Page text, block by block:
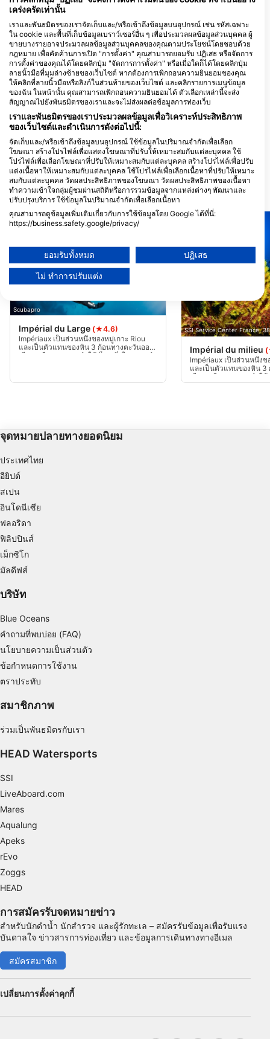
CIP Marseille
MARSEILLE, ฝรั่งเศส
UCPA Cap Croisette
chemin des Croisettes,
13008 MARSEILLE, ฝรั่งเศส
สถานที่ดำน้ำ ในบริเวณใกล้เคียง
Scubapro
Impérial du Large (★4.6)
Impériaux เป็นส่วนหนึ่งของหมู่เกาะ Riou
และเป็นตัวแทนของหิน 3 ก้อนทางตะวันออก
เฉียงเหนือของเกาะ ทำให้เป็นหนึ่งในแหล่งดำ
SSI Service Center France,
Impérial du milieu
Impériaux เป็นส่วนหนึ่งข
และเป็นตัวแทนของหิน 3
เฉียงเหนือของเกาะ ทำ
น้ำที่มีชื่อเสียงที่สุดของมา
จุดหมายปลายทางยอดนิยม
ประเทศไทย
อียิปต์
สเปน
อินโดนีเซีย
ฟลอริดา
ฟิลิปปินส์
เม็กซิโก
มัลดีฟส์
บริษัท
Blue Oceans
คำถามที่พบบ่อย (FAQ)
นโยบายความเป็นส่วนตัว
ข้อกำหนดการใช้งาน
ตราประทับ
สมาชิกภาพ
ร่วมเป็นพันธมิตรกับเรา
HEAD Watersports
SSI
LiveAboard.com
Mares
Aqualung
Apeks
rEvo
Zoggs
HEAD
การสมัครรับจดหมายข่าว
สำหรับนักดำน้ำ นักสำรวจ และผู้รักทะเล – สมัครรับข้อมูลเพื่อรับแรง
บันดาลใจ ข่าวสารการท่องเที่ยว และข้อมูลการเดินทางทางอีเมล
สมัครสมาชิก
เปลี่ยนการตั้งค่าคุกกี้
เคร่งครัดเท่านั้น
เราและพันธมิตรของเราจัดเก็บและ/หรือเข้าถึงข้อมูลบนอุปกรณ์ เช่น รหัสเฉพาะ
ใน cookie และพื้นที่เก็บข้อมูลเบราว์เซอร์อื่น ๆ เพื่อประมวลผลข้อมูลส่วนบุคคล ผู้
ขายบางรายอาจประมวลผลข้อมูลส่วนบุคคลของคุณตามประโยชน์โดยชอบด้วย
กฎหมาย เพื่อคัดค้านการเปิด "การตั้งค่า" คุณสามารถยอมรับ ปฏิเสธ หรือจัดการ
การตั้งค่าของคุณได้โดยคลิกปุ่ม "จัดการการตั้งค่า" หรือเมื่อใดก็ได้โดยคลิกปุ่ม
ลายนิ้วมือที่มุมล่างซ้ายของเว็บไซต์ หากต้องการเพิกถอนความยินยอมของคุณ
ให้คลิกที่ลายนิ้วมือหรือลิงก์ในส่วนท้ายของเว็บไซต์ และคลิกรายการเมนูข้อมูล
ของฉัน ในหน้านั้น คุณสามารถเพิกถอนความยินยอมได้ ตัวเลือกเหล่านี้จะส่ง
สัญญาณไปยังพันธมิตรของเราและจะไม่ส่งผลต่อข้อมูลการท่องเว็บ
เราและพันธมิตรของเราประมวลผลข้อมูลเพื่อวิเคราะห์ประสิทธิภาพ
ของเว็บไซต์และดำเนินการดังต่อไปนี้:
จัดเก็บและ/หรือเข้าถึงข้อมูลบนอุปกรณ์ ใช้ข้อมูลในปริมาณจำกัดเพื่อเลือก
โฆษณา สร้างโปรไฟล์เพื่อแสดงโฆษณาที่ปรับให้เหมาะสมกับแต่ละบุคคล ใช้
โปรไฟล์เพื่อเลือกโฆษณาที่ปรับให้เหมาะสมกับแต่ละบุคคล สร้างโปรไฟล์เพื่อปรับ
แต่งเนื้อหาให้เหมาะสมกับแต่ละบุคคล ใช้โปรไฟล์เพื่อเลือกเนื้อหาที่ปรับให้เหมาะ
สมกับแต่ละบุคคล วัดผลประสิทธิภาพของโฆษณา วัดผลประสิทธิภาพของเนื้อหา
ทำความเข้าใจกลุ่มผู้ชมผ่านสถิติหรือการรวมข้อมูลจากแหล่งต่างๆ พัฒนาและ
ปรับปรุงบริการ ใช้ข้อมูลในปริมาณจำกัดเพื่อเลือกเนื้อหา
คุณสามารถดูข้อมูลเพิ่มเติมเกี่ยวกับการใช้ข้อมูลโดย Google ได้ที่นี่:
https://business.safety.google/privacy/
ความยินยอมของคุณและนโยบาย cookie มีผลกับเว็บไซต์/แอปนี้เท่านั้น
ดูรายชื่อพันธมิตร (1 ผู้จำหน่าย IAB)
เราใช้ข้อมูลของคุณเพื่อวัตถุประสงค์ดังต่อไปนี้:
Store and/or access information on a device
Use limited data to select advertising
Create profiles for personalised advertising
Use profiles to select personalised
Understand audiences through statistics or
combinations of data from different sources
Develop and improve services
คุณสมบัติพิเศษของ IAB:
Use precise geolocation data
Identify devices based on information
actively requested
วัตถุประสงค์ในการประมวลผลที่ไม่ใช่ของ IAB:
ยอมรับทั้งหมด ปฏิเสธ
ไม่ ทำการปรับแต่ง